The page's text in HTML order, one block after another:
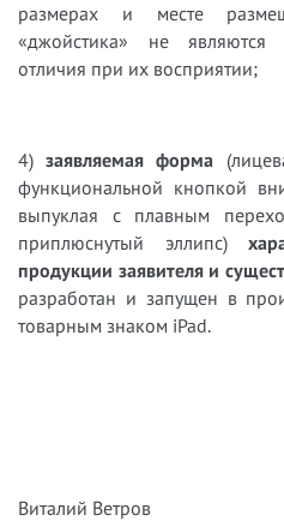
размерах и месте
«джойстика» не являются
отличия при их восприятии;
4)заявляемая форма
функциональной кнопкой
выпуклая с плавным
приплюснутый эллипс)
продукции заявителя и
разработан и запущен в
товарным знаком iPad.
Виталий Ветров